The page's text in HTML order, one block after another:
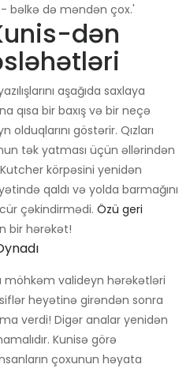
bəlkə də məndən çox.'
dən
aşağıda saxlaya
qısa bir baxış və bir neçə
göstərir. Qızları
tək yatması üçün əllərindən
körpəsini yenidən
qaldı və yolda barmağını
çəkindirmədi. Özü geri
bir hərəkət!
möhkəm valideyn hərəkətləri
heyətinə girəndən sonra
verdi! Digər analar yenidən
Kunisə görə
çoxunun həyata